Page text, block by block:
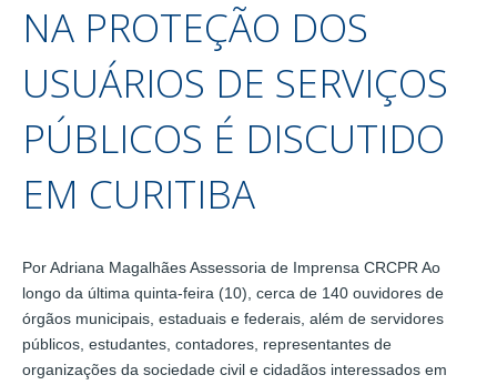
NA PROTEÇÃO DOS
USUÁRIOS DE SERVIÇOS
PÚBLICOS É DISCUTIDO
EM CURITIBA
Por Adriana Magalhães Assessoria de Imprensa CRCPR Ao
longo da última quinta-feira (10), cerca de 140 ouvidores de
órgãos municipais, estaduais e federais, além de servidores
públicos, estudantes, contadores, representantes de
organizações da sociedade civil e cidadãos interessados em